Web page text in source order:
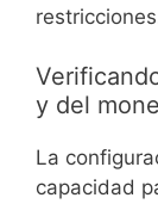
y del
La
capacidad